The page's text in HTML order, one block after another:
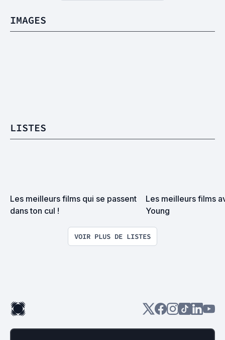
IMAGES
LISTES
Les meilleurs films qui se passent
dans ton cul !
Les meilleurs films
Young
VOIR PLUS DE LISTES